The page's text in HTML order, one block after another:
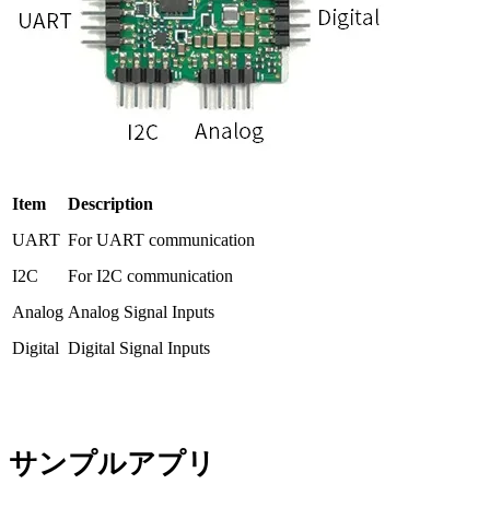
Item
Description
UART For UART communication
I2C
For I2C communication
Analog Analog Signal Inputs
Digital Digital Signal Inputs
サンプルアプリ